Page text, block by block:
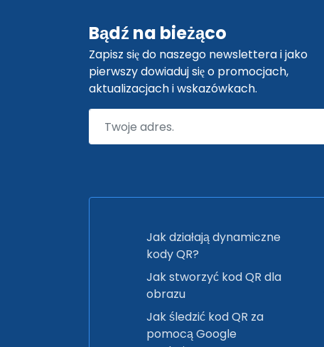
Bądź na bieżąco
Zapisz się do naszego newslettera i jako
pierwszy dowiaduj się o promocjach,
aktualizacjach i wskazówkach.
Jak działają dynamiczne
kody QR?
Jak stworzyć kod QR dla
obrazu
Jak śledzić kod QR za
pomocą Google